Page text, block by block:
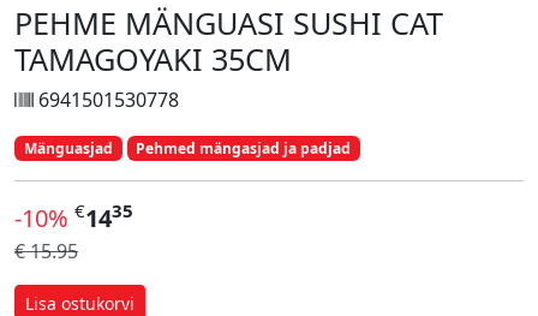
PEHME MÄNGUASI SUSHI CAT
TAMAGOYAKI 35CM
6941501530778
Mänguasjad Pehmed mängasjad ja padjad
-10% €1435
€ 15.95
Lisa ostukorvi